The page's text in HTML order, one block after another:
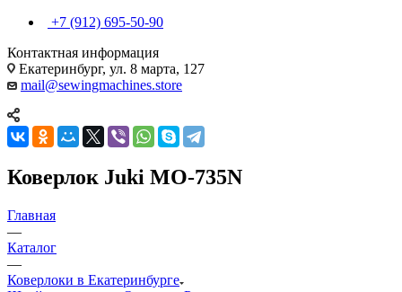
+7 (912) 695-50-90
Контактная информация
Екатеринбург, ул. 8 марта, 127
mail@sewingmachines.store
Коверлок Juki MO-735N
Главная
—
Каталог
—
Коверлоки в Екатеринбурге